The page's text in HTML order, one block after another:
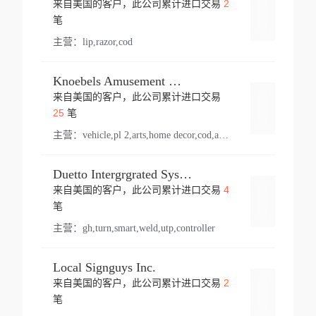
来自美国的客户，此公司累计进口交易 2
笔
主营： lip,razor,cod
Knoebels Amusement Resort
来自美国的客户，此公司累计进口交易
25笔
主营： vehicle,pl 2,arts,home decor,cod,amusement ride,sea
Duetto Intergrgrated Systems Inc.
来自美国的客户，此公司累计进口交易 4
笔
主营： gh,turn,smart,weld,utp,controller
Local Signguys Inc.
来自美国的客户，此公司累计进口交易 2
笔